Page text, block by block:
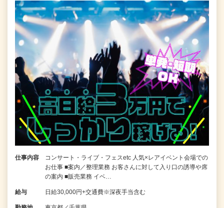
仕事内容
コンサート・ライブ・フェスetc 人気×レアイベント会場での
お仕事 ■案内／整理業務 お客さんに対して入り口の誘導や席
の案内 ■販売業務 イベ…
給与 日給30,000円+交通費※深夜手当含む